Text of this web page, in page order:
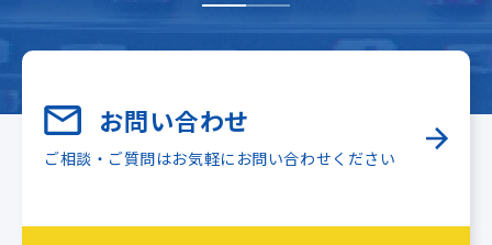
お問い合わせ
ご相談・ご質問はお気軽にお問い合わせください